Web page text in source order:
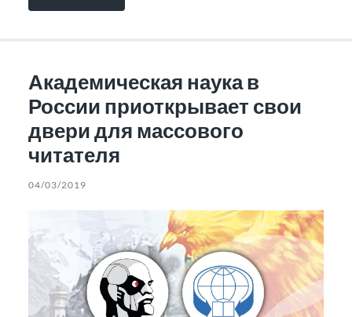
Академическая наука в
России приоткрывает свои
двери для массового
читателя
04/03/2019